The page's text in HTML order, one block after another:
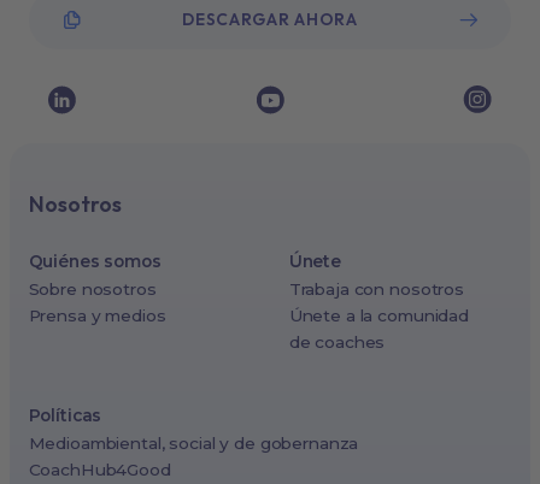
DESCARGAR AHORA
Nosotros
Quiénes somos
Sobre nosotros
Prensa y medios
Únete
Trabaja con nosotros
Únete a la comunidad
de coaches
Políticas
Medioambiental, social y de gobernanza
CoachHub4Good